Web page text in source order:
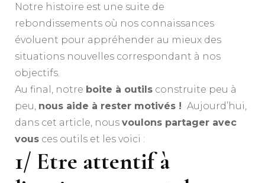
Notre histoire est une suite de
rebondissements où nos connaissances
évoluent pour appréhender au mieux des
situations nouvelles correspondant à nos
objectifs.
Au final, notre boite à outils construite peu à
peu, nous aide à rester motivés ! Aujourd’hui,
dans cet article, nous voulons partager avec
vous ces outils et les voici :
1/ Etre attentif à